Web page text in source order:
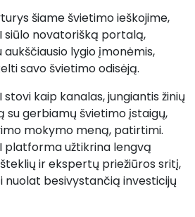
šiame švietimo ieškojime,
siūlo novatorišką portalą,
aukščiausio lygio įmonėmis,
savo švietimo odisėją.
kaip kanalas, jungiantis žinių
su gerbiamų švietimo įstaigų,
mokymo meną, patirtimi.
platforma užtikrina lengvą
ir ekspertų priežiūros sritį,
besivystančią investicijų